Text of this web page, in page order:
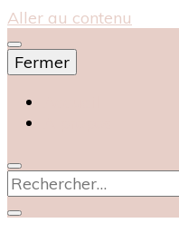
Aller au contenu
Fermer
Rechercher :